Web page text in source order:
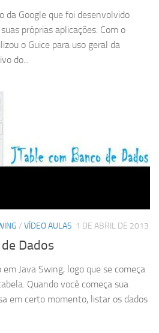
da Google que foi desenvolvido
próprias aplicações. Com o
o Guice para uso geral da
do...
/ VÍDEO AULAS 1 DE ABRIL DE 2013
Dados
Java Swing, logo que se começa
Quando você começa sua
em certo momento, listar os dados